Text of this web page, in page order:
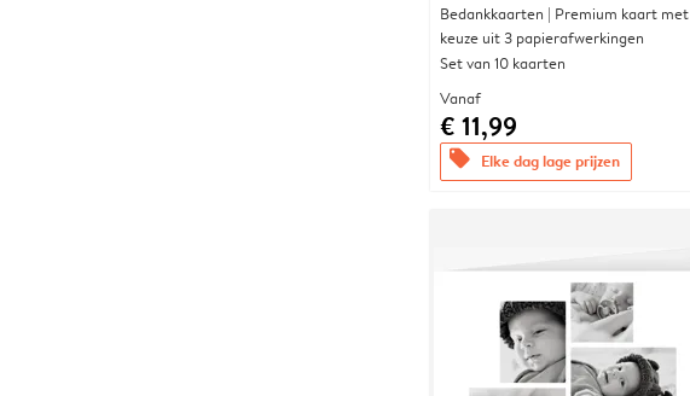
Bedankkaarten | Premium kaart met
keuze uit 3 papierafwerkingen
Set van 10 kaarten
Vanaf
€ 11,99
offers Elke dag lage prijzen